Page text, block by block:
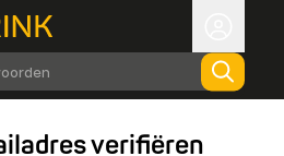
verifiëren